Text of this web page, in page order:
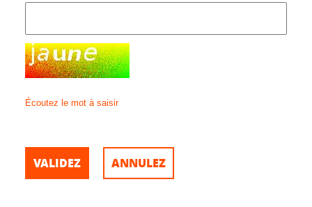
Écoutez le mot à saisir